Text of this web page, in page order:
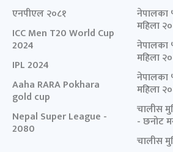
एनपीएल २०८१
ICC Men T20 World Cup
2024
IPL 2024
Aaha RARA Pokhara
gold cup
Nepal Super League -
2080
नेपालका
महिला
नेपालका
महिला
नेपालका
महिला
चालीस
- छनोट
चालीस